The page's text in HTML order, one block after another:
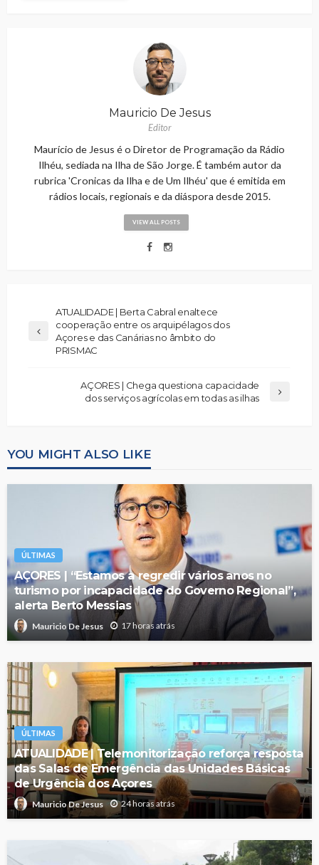
Mauricio De Jesus
Editor
Maurício de Jesus é o Diretor de Programação da Rádio
Ilhéu, sediada na Ilha de São Jorge. É também autor da
rubrica 'Cronicas da Ilha e de Um Ilhéu' que é emitida em
rádios locais, regionais e da diáspora desde 2015.
VIEW ALL POSTS
ATUALIDADE | Berta Cabral enaltece
cooperação entre os arquipélagos dos
Açores e das Canárias no âmbito do
PRISMAC
AÇORES | Chega questiona capacidade
dos serviços agrícolas em todas as ilhas
YOU MIGHT ALSO LIKE
ÚLTIMAS
AÇORES | “Estamos a regredir vários anos no
turismo por incapacidade do Governo Regional”,
alerta Berto Messias
Mauricio De Jesus 17 horas atrás
ÚLTIMAS
ATUALIDADE | Telemonitorização reforça resposta
das Salas de Emergência das Unidades Básicas
de Urgência dos Açores
Mauricio De Jesus 24 horas atrás